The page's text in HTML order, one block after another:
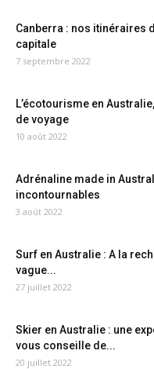
Canberra : nos itinéraires
capitale
7 septembre 2022
L’écotourisme en
de voyage
10 août 2022
Adrénaline made in
incontournables
3 août 2022
Surf en Australie : A la
vague...
27 juillet 2022
Skier en Australie : une
vous conseille de...
20 juillet 2022